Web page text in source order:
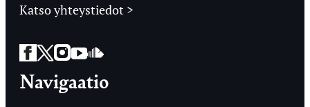
Katso yhteystiedot >
Facebook
Twitter
Instagram
YouTube
SoundCloud
Navigaatio